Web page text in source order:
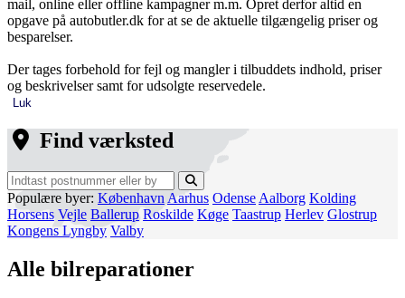
mail, online eller offline kampagner m.m. Opret derfor altid en
opgave på autobutler.dk for at se de aktuelle tilgængelig priser og
besparelser.
Der tages forbehold for fejl og mangler i tilbuddets indhold, priser
og beskrivelser samt for udsolgte reservedele.
Luk
Find værksted
Populære byer: København Aarhus Odense Aalborg Kolding
Horsens Vejle Ballerup Roskilde Køge Taastrup Herlev Glostrup
Kongens Lyngby Valby
Alle bilreparationer